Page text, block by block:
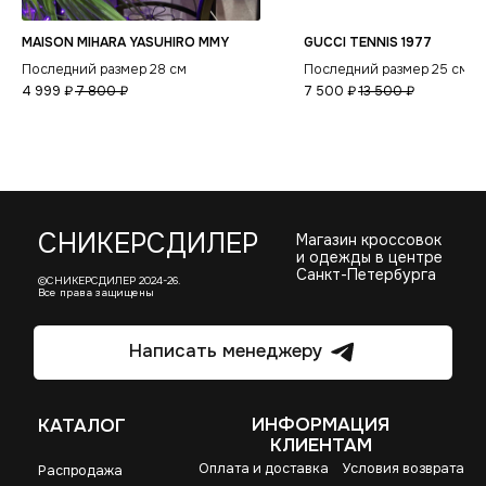
MAISON MIHARA YASUHIRO MMY
Последний размер 28 см
4 999 ₽7 800₽
GUCCI TENNIS 1977
Последний размер 25 см
7 500 ₽13 500₽